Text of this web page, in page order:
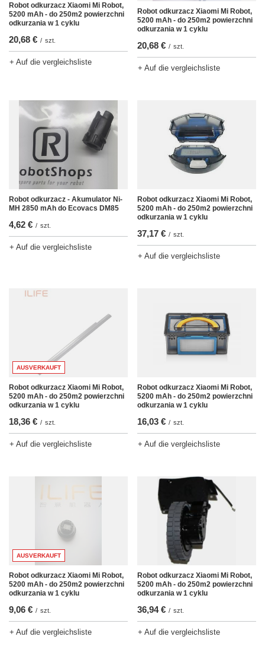
Robot odkurzacz Xiaomi Mi Robot,
5200 mAh - do 250m2 powierzchni
odkurzania w 1 cyklu
20,68 € / szt.
+ Auf die vergleichsliste
Robot odkurzacz Xiaomi Mi Robot,
5200 mAh - do 250m2 powierzchni
odkurzania w 1 cyklu
20,68 € / szt.
+ Auf die vergleichsliste
Robot odkurzacz - Akumulator Ni-
MH 2850 mAh do Ecovacs DM85
4,62 € / szt.
+ Auf die vergleichsliste
Robot odkurzacz Xiaomi Mi Robot,
5200 mAh - do 250m2 powierzchni
odkurzania w 1 cyklu
37,17 € / szt.
+ Auf die vergleichsliste
AUSVERKAUFT
Robot odkurzacz Xiaomi Mi Robot,
5200 mAh - do 250m2 powierzchni
odkurzania w 1 cyklu
18,36 € / szt.
+ Auf die vergleichsliste
Robot odkurzacz Xiaomi Mi Robot,
5200 mAh - do 250m2 powierzchni
odkurzania w 1 cyklu
16,03 € / szt.
+ Auf die vergleichsliste
AUSVERKAUFT
Robot odkurzacz Xiaomi Mi Robot,
5200 mAh - do 250m2 powierzchni
odkurzania w 1 cyklu
9,06 € / szt.
+ Auf die vergleichsliste
Robot odkurzacz Xiaomi Mi Robot,
5200 mAh - do 250m2 powierzchni
odkurzania w 1 cyklu
36,94 € / szt.
+ Auf die vergleichsliste